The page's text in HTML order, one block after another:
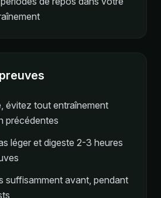
évitez tout entraînement
précédentes
léger et digeste 2-3 heures
suffisamment avant, pendant